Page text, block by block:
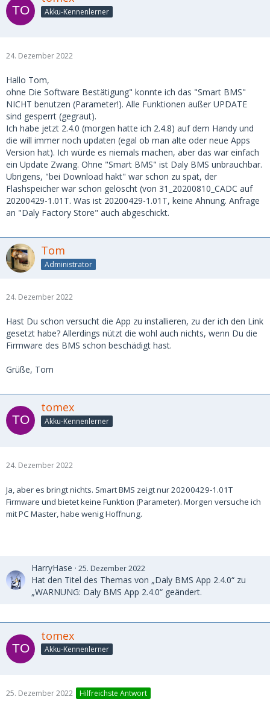
Akku-Kennenlerner
24. Dezember 2022
Hallo Tom,
ohne Die Software Bestätigung" konnte ich das "Smart BMS"
NICHT benutzen (Parameter!). Alle Funktionen außer UPDATE
sind gesperrt (gegraut).
Ich habe jetzt 2.4.0 (morgen hatte ich 2.4.8) auf dem Handy und
die will immer noch updaten (egal ob man alte oder neue Apps
Version hat). Ich würde es niemals machen, aber das war einfach
ein Update Zwang. Ohne "Smart BMS" ist Daly BMS unbrauchbar.
Ubrigens, "bei Download hakt" war schon zu spät, der
Flashspeicher war schon gelöscht (von 31_20200810_CADC auf
20200429-1.01T. Was ist 20200429-1.01T, keine Ahnung. Anfrage
an "Daly Factory Store" auch abgeschickt.
Tom
Administrator
24. Dezember 2022
Hast Du schon versucht die App zu installieren, zu der ich den Link
gesetzt habe? Allerdings nützt die wohl auch nichts, wenn Du die
Firmware des BMS schon beschädigt hast.
Grüße, Tom
tomex
Akku-Kennenlerner
24. Dezember 2022
Ja, aber es bringt nichts. Smart BMS zeigt nur 20200429-1.01T
Firmware und bietet keine Funktion (Parameter). Morgen versuche ich
mit PC Master, habe wenig Hoffnung.
HarryHase 25. Dezember 2022
Hat den Titel des Themas von „Daly BMS App 2.4.0“ zu
„WARNUNG: Daly BMS App 2.4.0“ geändert.
tomex
Akku-Kennenlerner
25. Dezember 2022 Hilfreichste Antwort